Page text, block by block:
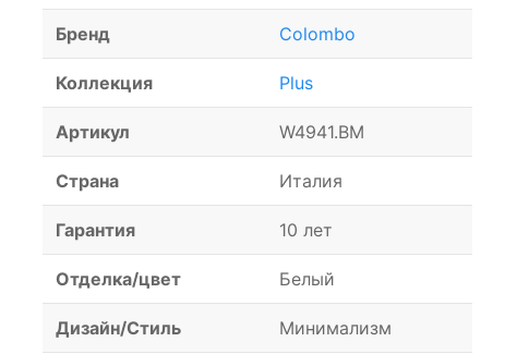
Бренд Colombo
Коллекция Plus
Артикул W4941.BM
Страна Италия
Гарантия 10 лет
Отделка/цвет Белый
Дизайн/Стиль Минимализм